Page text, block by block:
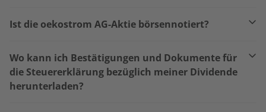
Ist die oekostrom AG-Aktie börsennotiert?
Wo kann ich Bestätigungen und Dokumente für
die Steuererklärung bezüglich meiner Dividende
herunterladen?